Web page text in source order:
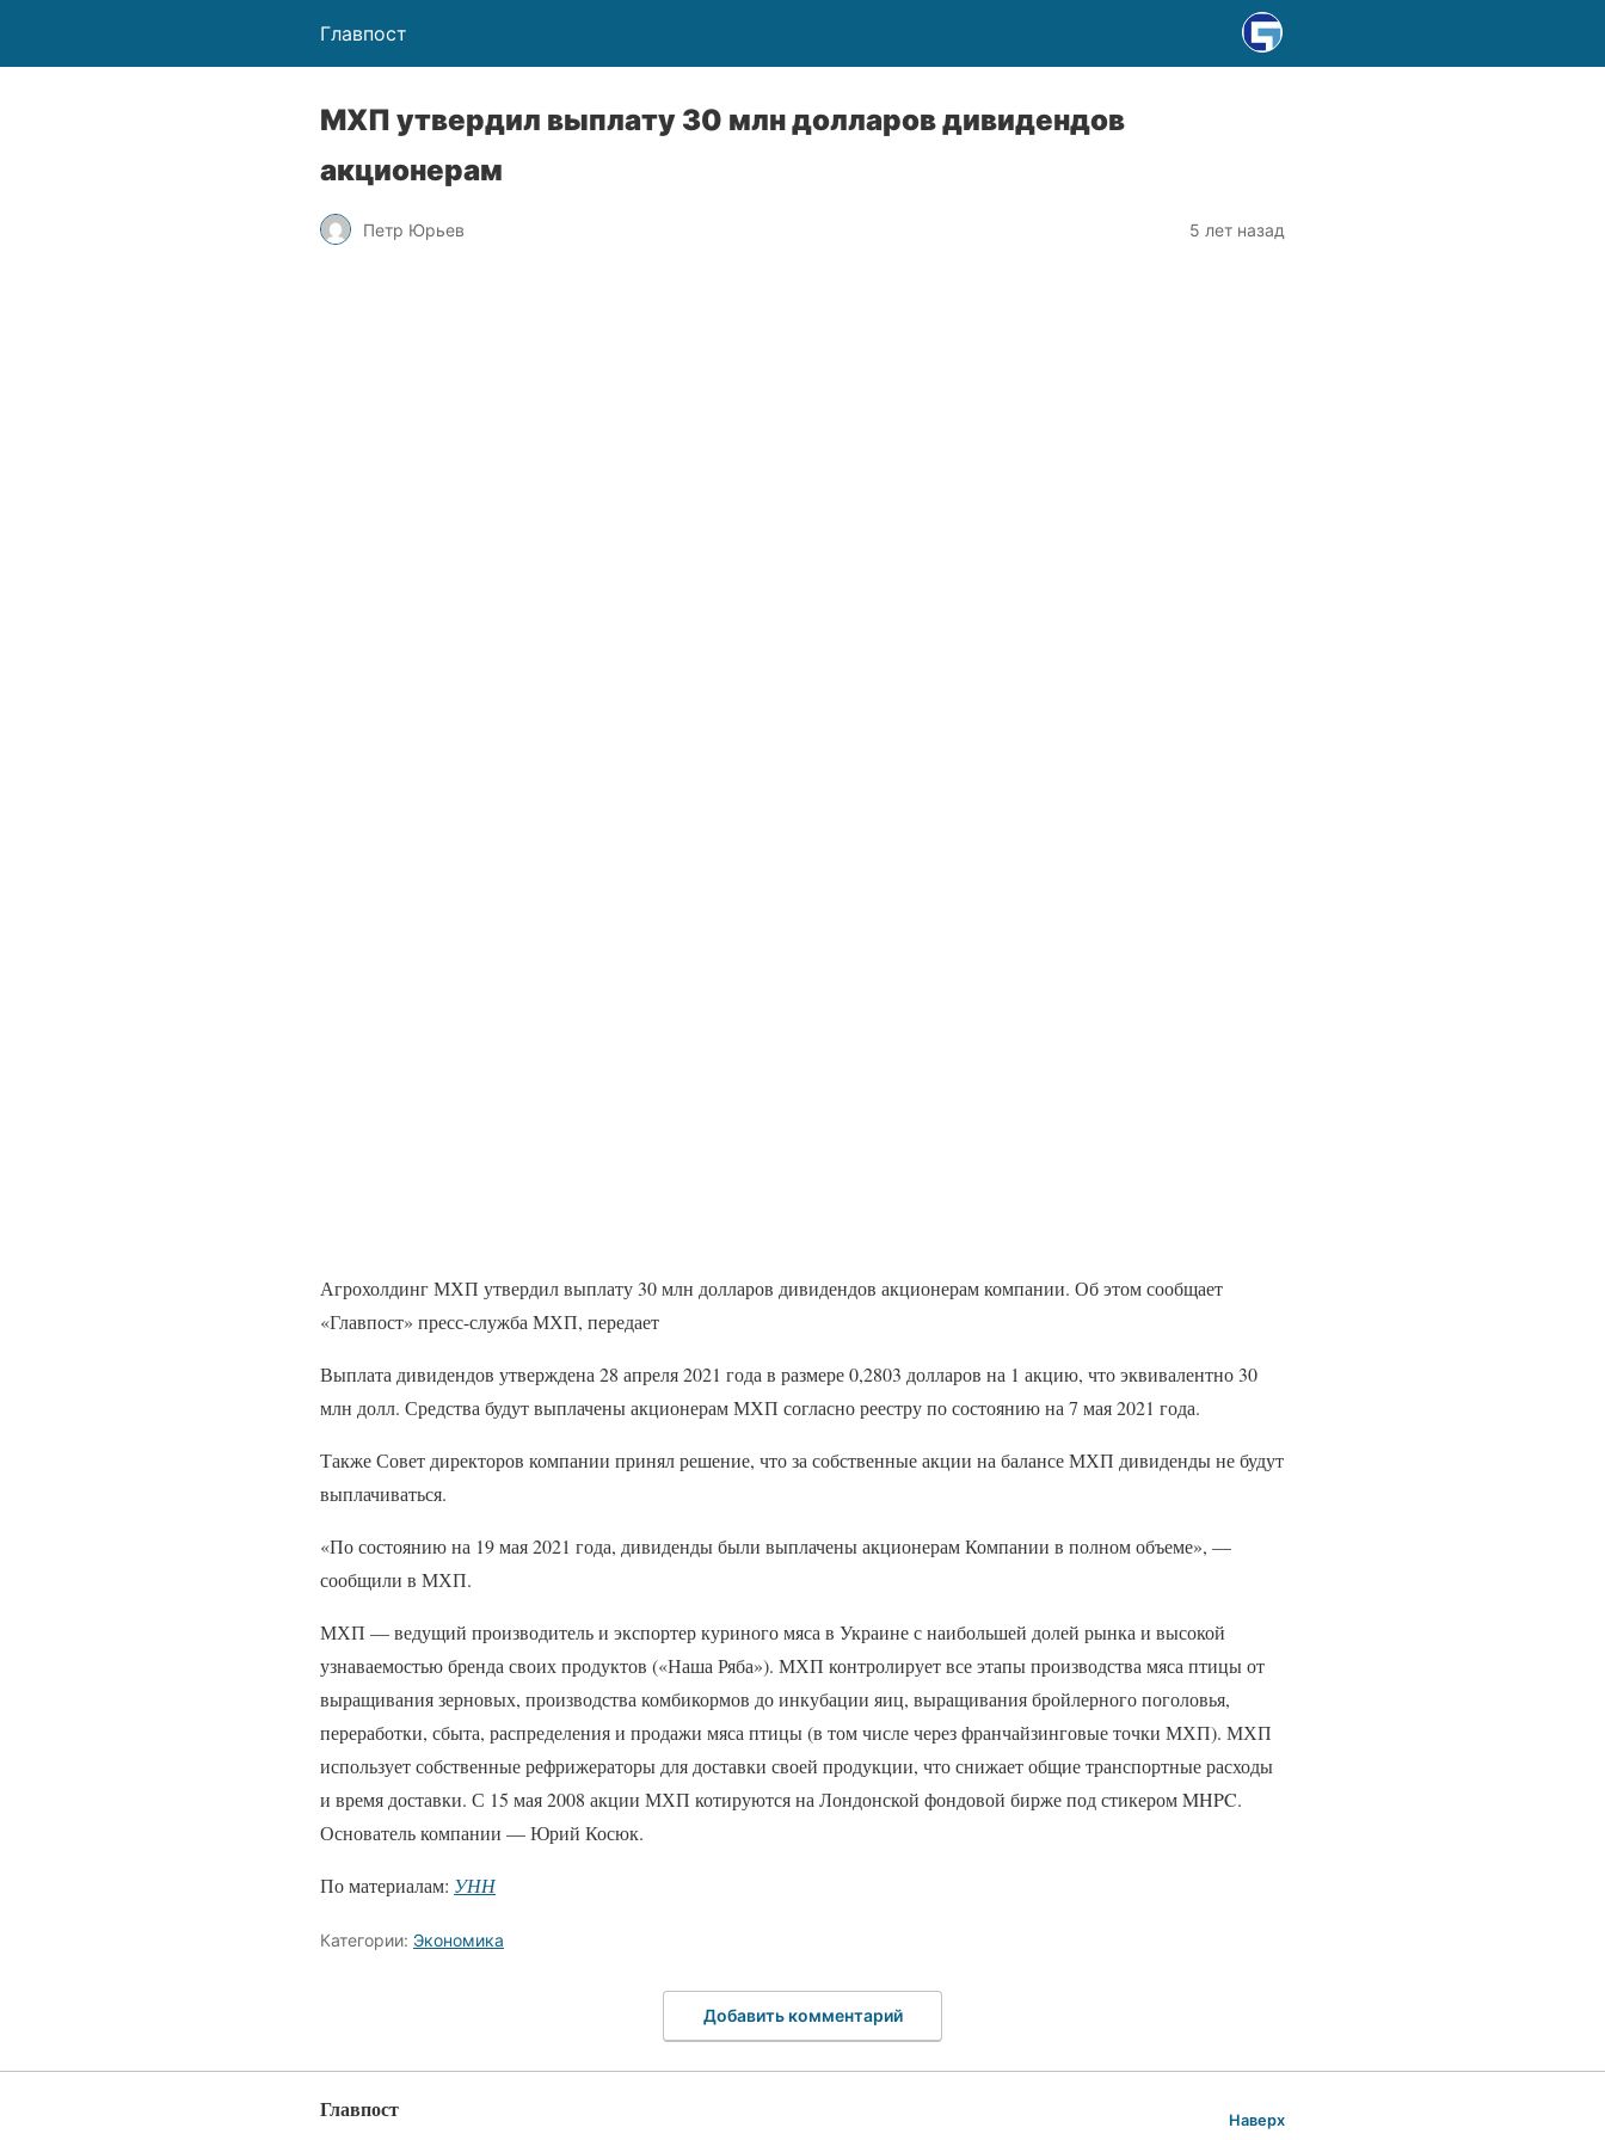
Главпост
МХП утвердил выплату 30 млн долларов дивидендов
акционерам
Петр Юрьев 5 лет назад
Агрохолдинг МХП утвердил выплату 30 млн долларов дивидендов акционерам компании. Об этом сообщает
«Главпост» пресс-служба МХП, передает
Выплата дивидендов утверждена 28 апреля 2021 года в размере 0,2803 долларов на 1 акцию, что эквивалентно 30
млн долл. Средства будут выплачены акционерам МХП согласно реестру по состоянию на 7 мая 2021 года.
Также Совет директоров компании принял решение, что за собственные акции на балансе МХП дивиденды не будут
выплачиваться.
«По состоянию на 19 мая 2021 года, дивиденды были выплачены акционерам Компании в полном объеме», —
сообщили в МХП.
МХП — ведущий производитель и экспортер куриного мяса в Украине с наибольшей долей рынка и высокой
узнаваемостью бренда своих продуктов («Наша Ряба»). МХП контролирует все этапы производства мяса птицы от
выращивания зерновых, производства комбикормов до инкубации яиц, выращивания бройлерного поголовья,
переработки, сбыта, распределения и продажи мяса птицы (в том числе через франчайзинговые точки МХП). МХП
использует собственные рефрижераторы для доставки своей продукции, что снижает общие транспортные расходы
и время доставки. С 15 мая 2008 акции МХП котируются на Лондонской фондовой бирже под стикером MHPC.
Основатель компании — Юрий Косюк.
По материалам: УНН
Категории: Экономика
Добавить комментарий
Главпост Наверх